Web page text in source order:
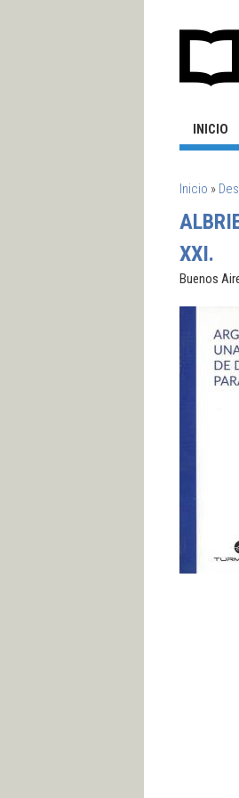
INICIO
SE
Inicio »
XXI.
Buenos